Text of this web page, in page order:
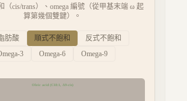
（cis/trans）、omega 編號（從甲基末端 ω 起
算第幾個雙鍵）。
肪酸 順式不飽和
反式不飽和
3
Omega-6 Omega-9
Oleic acid (C18:1, Δ9-cis)